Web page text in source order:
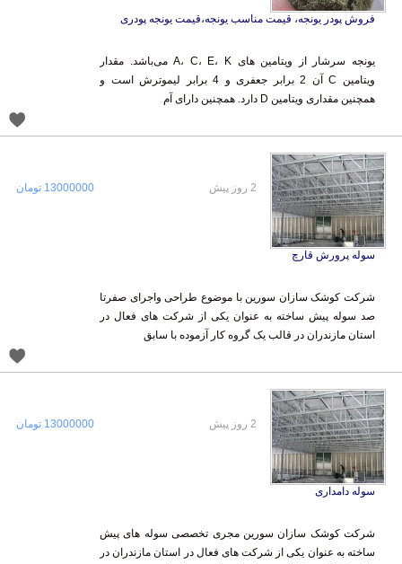
فروش پودر یونجه، قیمت مناسب یونجه،قیمت یونجه پودری
یونجه سرشار از ویتامین‌ های A، C، E، K می‌باشد. مقدار
ویتامین C آن 2 برابر جعفری و 4 برابر لیموترش است و
همچنین مقداری ویتامین D دارد. همچنین دارای آم
سوله پرورش قارچ
شرکت کوشک سازان سورین با موضوع طراحی واجرای صفرتا
صد سوله پیش ساخته به عنوان یکی از شرکت های فعال در
استان مازندران در قالب یک گروه کار آزموده با سابق
2 روز پیش 13000000 تومان
سوله دامداری
شرکت کوشک سازان سورین مجری تخصصی سوله های پیش
ساخته به عنوان یکی از شرکت های فعال در استان مازندران در
2 روز پیش 13000000 تومان